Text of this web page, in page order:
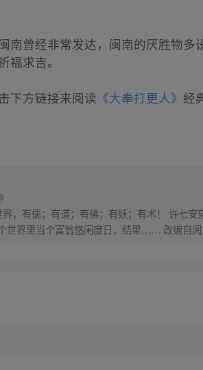
南曾经非常发达，闽南的厌胜物
福求吉。
下方链接来阅读 《大奉打更人》 经
界，有儒；有道；有佛；有妖；有术！ 许七
世界里当个富翁悠闲度日，结果…… 改编自